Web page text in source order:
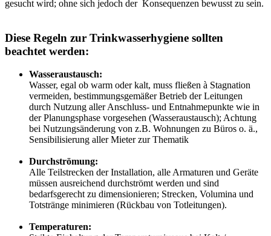
gesucht wird; ohne sich jedoch der Konsequenzen bewusst zu sein.
Diese Regeln zur Trinkwasserhygiene sollten
beachtet werden:
Wasseraustausch:
Wasser, egal ob warm oder kalt, muss fließen à Stagnation
vermeiden, bestimmungsgemäßer Betrieb der Leitungen
durch Nutzung aller Anschluss- und Entnahmepunkte wie in
der Planungsphase vorgesehen (Wasseraustausch); Achtung
bei Nutzungsänderung von z.B. Wohnungen zu Büros o. ä.,
Sensibilisierung aller Mieter zur Thematik
Durchströmung:
Alle Teilstrecken der Installation, alle Armaturen und Geräte
müssen ausreichend durchströmt werden und sind
bedarfsgerecht zu dimensionieren; Strecken, Volumina und
Totstränge minimieren (Rückbau von Totleitungen).
Temperaturen: